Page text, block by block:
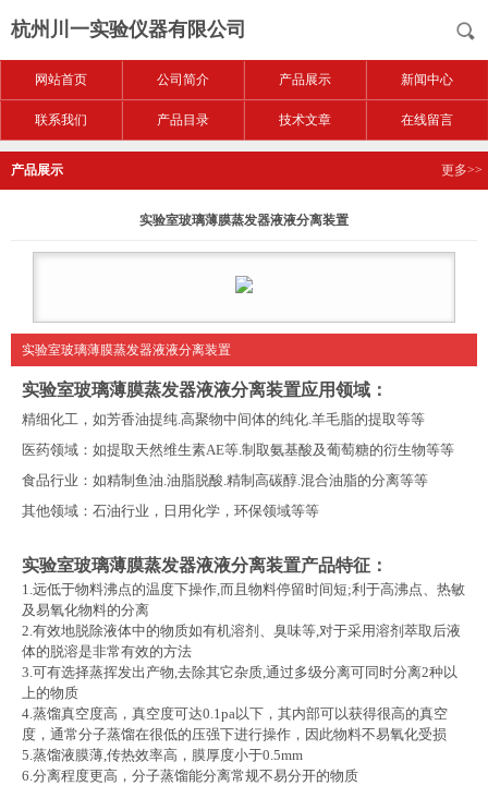
杭州川一实验仪器有限公司
网站首页 公司简介 产品展示 新闻中心
联系我们 产品目录 技术文章 在线留言
产品展示 更多>>
实验室玻璃薄膜蒸发器液液分离装置
实验室玻璃薄膜蒸发器液液分离装置
实验室玻璃薄膜蒸发器液液分离装置应用领域：
精细化工，如芳香油提纯 高聚物中间体的纯化 羊毛脂的提取等等
医药领域：如提取天然维生素AE等 制取氨基酸及葡萄糖的衍生物等等
食品行业：如精制鱼油 油脂脱酸 精制高碳醇 混合油脂的分离等等
其他领域：石油行业，日用化学，环保领域等等
实验室玻璃薄膜蒸发器液液分离装置产品特征：
1. 远低于物料沸点的温度下操作 而且物料停留时间短;利于高沸点、热敏
及易氧化物料的分离
2. 有效地脱除液体中的物质如有机溶剂、臭味等 对于采用溶剂萃取后液
体的脱溶是非常有效的方法
3. 可有选择蒸挥发出产物 去除其它杂质 通过多级分离可同时分离2种以
上的物质
4. 蒸馏真空度高，真空度可达0.1pa 以下，其内部可以获得很高的真空
度，通常分子蒸馏在很低的压强下进行操作，因此物料不易氧化受损
5. 蒸馏液膜薄 传热效率高，膜厚度小于0.5mm
6. 分离程度更高，分子蒸馏能分离常规不易分开的物质